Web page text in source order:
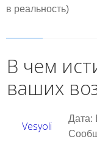
в реальность)
В чем
ваших
Vesyoli
Дата: